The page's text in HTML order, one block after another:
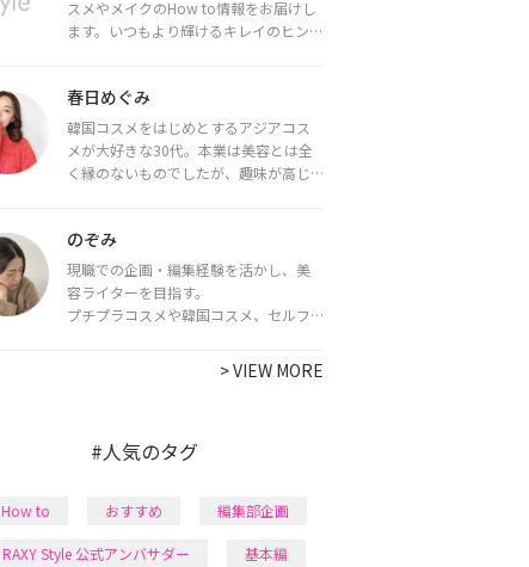
スメやメイクのHow to情報をお届けし
ます。いつもより輝けるキレイのヒント
春日めぐみ
韓国コスメをはじめとするアジアコス
メが大好きな30代。本業は美容とは全
く縁のないものでしたが、趣味が高じ
ライターとして活動中。
都内で16タイプパーソナルカラー診
断・顔タイプ診断・骨格診断によるイ
メージコンサルティングも行っていま
のぞみ
現職での企画・編集経験を活かし、美
容ライターを目指す。
プチプラコスメや韓国コスメ、セルフ
で最新情報をチェック。家事や育児の合
間に取り入れられる時短美容テクも実
>VIEW MORE
#人気のタグ
How to おすすめ 編集部企画
RAXY Style 公式アンバサダー 基本編